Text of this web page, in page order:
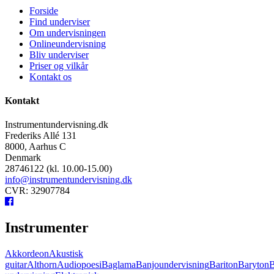
Forside
Find underviser
Om undervisningen
Onlineundervisning
Bliv underviser
Priser og vilkår
Kontakt os
Kontakt
Instrumentundervisning.dk
Frederiks Allé 131
8000, Aarhus C
Denmark
28746122 (kl. 10.00-15.00)
info@instrumentundervisning.dk
CVR: 32907784
Instrumenter
AkkordeonAkustisk
guitarAlthornAudiopoesiBaglamaBanjoundervisningBaritonBaryton